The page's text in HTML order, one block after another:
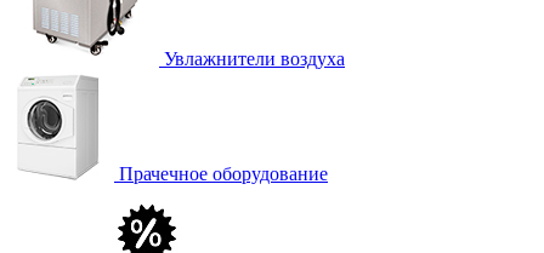
Увлажнители воздуха
Прачечное оборудование